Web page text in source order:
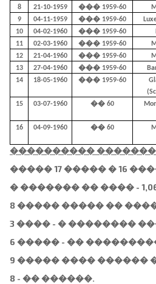
8 21-10-1959 ��� 1959-60
9 04-11-1959 ��� 1959-60
10 04-02-1960 ��� 1959-60
11 02-03-1960 ��� 1959-60
12 21-04-1960 ��� 1959-60
13 27-04-1960 ��� 1959-60
14 18-05-1960 ��� 1959-60
15 03-07-1960 �� 60
16 04-09-1960 �� 60
����������
����� 17 ����� � 16
� ������� �� ���� -
8 ����� ����� ��
3 ���� - � ��������
6 ����� - ��
9 ����� ���� ������
8 - �� ������.